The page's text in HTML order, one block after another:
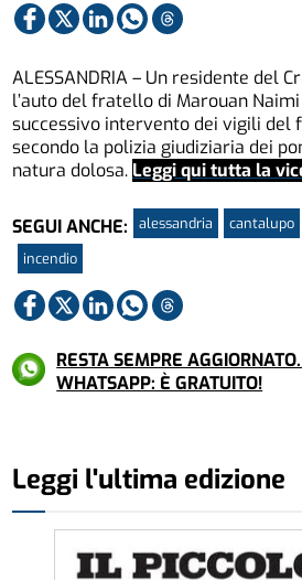
ALESSANDRIA – Un residente del
l’auto del fratello di Marouan
successivo intervento dei vigili del
secondo la polizia giudiziaria dei
natura dolosa. Leggi qui tutta la
SEGUI ANCHE: alessandria cantalupo
incendio
RESTA SEMPRE
WHATSAPP: È GRATUITO!
Leggi l'ultima edizione